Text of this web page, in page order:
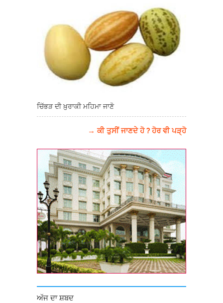
ਚਿੱਭੜ ਦੀ ਖ਼ੁਰਾਕੀ ਮਹਿਮਾ ਜਾਣੋ
→ ਕੀ ਤੁਸੀਂ ਜਾਣਦੇ ਹੋ ? ਹੋਰ ਵੀ ਪੜ੍ਹੋ
ਅੱਜ ਦਾ ਸ਼ਬਦ